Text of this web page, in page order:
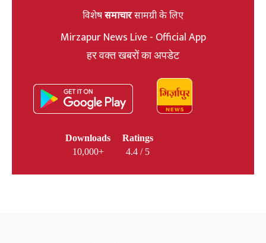
विशेषसमाचारसामग्री के लिए
Mirzapur News Live - Official App
हर वक्त खबरों का अपडेट
Downloads
10,000+
Ratings
4.4 / 5